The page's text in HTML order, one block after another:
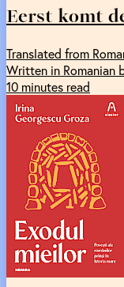
Eerst komt
Translated from
Written in Romanian
10 minutes read